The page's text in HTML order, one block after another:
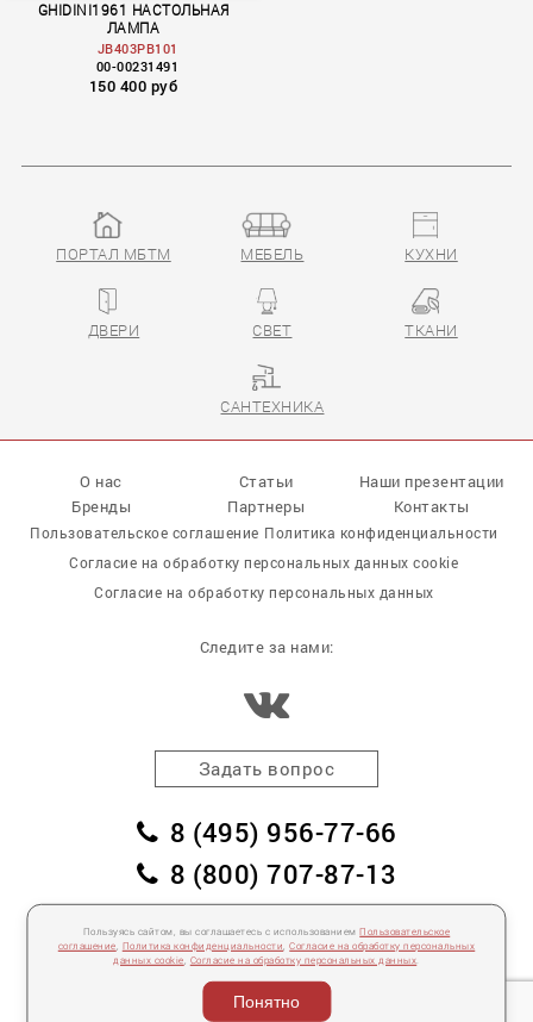
GHIDINI1961 НАСТОЛЬНАЯ
ЛАМПА
JB403PB101
00-00231491
150 400 руб
Пользуясь сайтом, вы соглашаетесь с использованиемПользовательское
соглашение Политика конфиденциальности ,Согласие на обработку персональных
данных cookie Согласие на обработку персональных данных
Понятно
ПОРТАЛ МБТМ МЕБЕЛЬ КУХНИ
ДВЕРИ СВЕТ ТКАНИ
САНТЕХНИКА
О нас Статьи
Наши презентации
Бренды
Партнеры Контакты
Пользовательское соглашение Политика конфиденциальности
Согласие на обработку персональных данных cookie
Согласие на обработку персональных данных
Следите за нами:
Задать вопрос
8 (495) 956-77-66
8 (800) 707-87-13
пл. Победы, дом 2, корпус 2
Для спецификаций и предложений: info@mebelclub.ru
Выставленные на данном сайте предложения публичной офертой не являются.